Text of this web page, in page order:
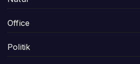
Office
Politik